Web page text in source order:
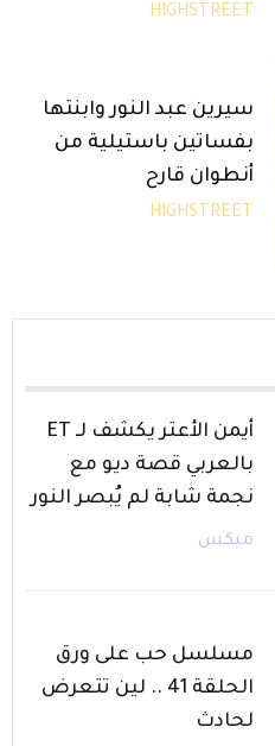
HIGHSTREET
سيرين عبد النور وابنتها
بفساتين باستيلية من
أنطوان قارح
HIGHSTREET
أيمن الأعتر يكشف لـ ET
بالعربي قصة ديو مع
نجمة شابة لم يُبصر النور
ميكس
مسلسل حب على ورق
الحلقة 41 .. لين تتعرض
لحادث